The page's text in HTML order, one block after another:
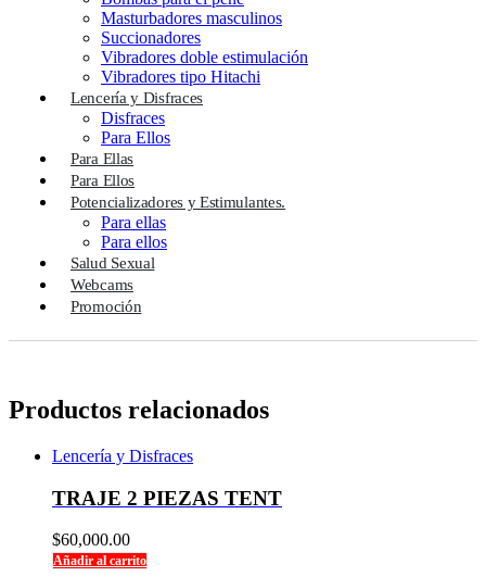
Masturbadores masculinos
Succionadores
Vibradores doble estimulación
Vibradores tipo Hitachi
Lencería y Disfraces
Disfraces
Para Ellos
Para Ellas
Para Ellos
Potencializadores y Estimulantes.
Para ellas
Para ellos
Salud Sexual
Webcams
Promoción
Productos relacionados
Lencería y Disfraces
TRAJE 2 PIEZAS TENT
$60,000.00
Añadir al carrito